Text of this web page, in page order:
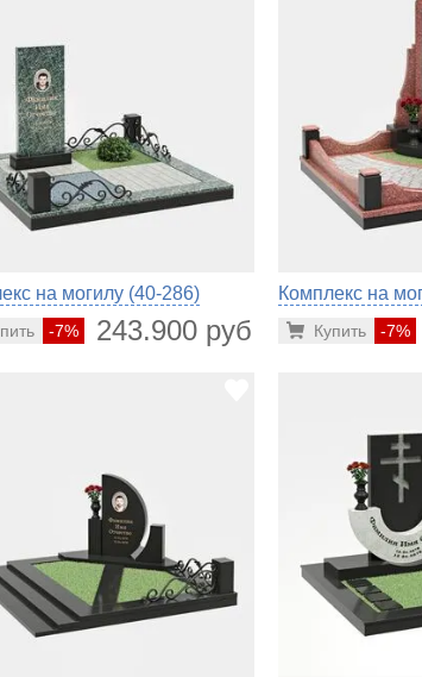
на могилу (40-286)
-7% 243.900 руб.
Комплекс на
-7%
Купить